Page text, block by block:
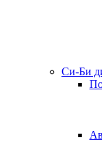
Си-Би